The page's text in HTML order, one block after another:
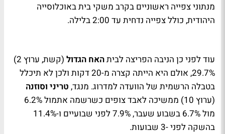
מנתוני צפייה ראשוניים בקרב משקי בית באוכלוסייה
היהודית, כולל צפייה נדחית עד 2:00 בלילה.
עוד לפני כן הניבה הפריצה לביתהאח הגדול
(קשת, ערוץ 2)
29.7%, אולם היא הייתה קצרה מ-20 דקות ולכן לא תיכלל
בטבלה הרשמית של הוועדה למדרוג. מנגד, טריני וסוזנה
(ערוץ 10) ממשיכה לאבד צופים כשרשמה אתמול 6.2%
מול 6.7% בשבוע שעבר, 7.9% לפני שבועיים ו-11.4%
בהשקה לפני -3 שבועות.